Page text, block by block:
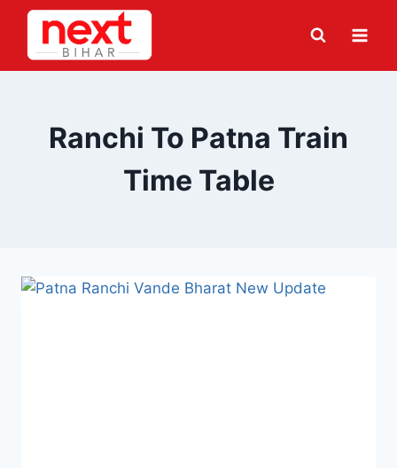
Skip
content
Ranchi To Patna Train
Time Table